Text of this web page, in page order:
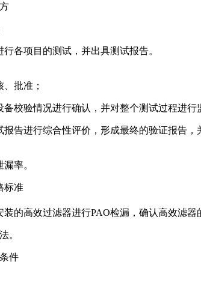
各项目的测试，并出具测试报告。
批准；
校验情况进行确认，并对整个测试过程进行
告进行综合性评价，形成最终的验证报告，
率。
标准
的高效过滤器进行PAO检漏，确认高效滤器
。
件